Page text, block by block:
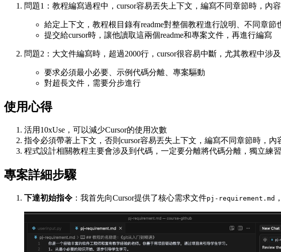
問題1：教程編寫過程中，cursor容易丟失上下文，編寫不同章節時，內
給定上下文，教程根目錄有readme對整個教程進行說明、不同章節
提交給cursor時，讓他讀取這兩個readme和專案文件，再進行編寫
問題2：大文件編寫時，超過2000行，cursor很容易中斷，尤其教程中涉
要求必須最小必要、示例代碼分離、專案驅動
對超長文件，需要分步進行
使用心得
活用10xUse，可以減少Cursor的使用次數
指令必須帶著上下文，否則cursor容易丟失上下文，編寫不同章節時，內
程式設計相關教程主要會涉及到代碼，一定要分離將代碼分離，獨立練習
專案詳細步驟
下達初始指令 ：我首先向Cursor提供了核心需求文件pj-requirement.md